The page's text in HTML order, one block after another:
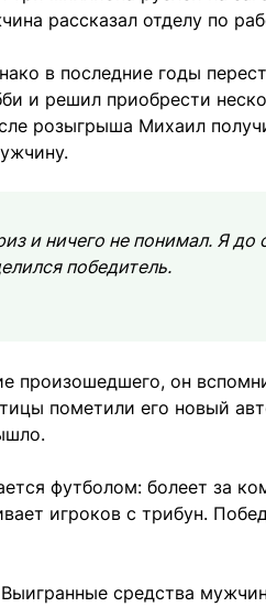
рассказал отделу по
в последние годы
и решил приобрести
розыгрыша Михаил
и ничего не понимал. Я до
победитель.
произошедшего, он
пометили его новый
футболом: болеет за
игроков с трибун.
средства